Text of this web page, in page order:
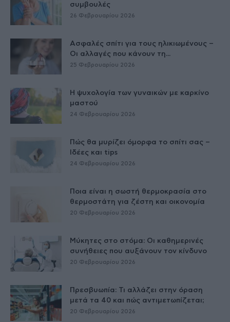
συμβουλές
26 Φεβρουαρίου 2026
Ασφαλές σπίτι για τους ηλικιωμένους –
Οι αλλαγές που κάνουν τη...
25 Φεβρουαρίου 2026
Η ψυχολογία των γυναικών με καρκίνο
μαστού
24 Φεβρουαρίου 2026
Πώς θα μυρίζει όμορφα το σπίτι σας –
Ιδέες και tips
24 Φεβρουαρίου 2026
Ποια είναι η σωστή θερμοκρασία στο
θερμοστάτη για ζέστη και οικονομία
20 Φεβρουαρίου 2026
Μύκητες στο στόμα: Οι καθημερινές
συνήθειες που αυξάνουν τον κίνδυνο
20 Φεβρουαρίου 2026
Πρεσβυωπία: Τι αλλάζει στην όραση
μετά τα 40 και πώς αντιμετωπίζεται;
20 Φεβρουαρίου 2026